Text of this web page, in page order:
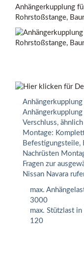
Anhängerkupplung
Rohrstoßstange,
Verschluss,
Montage:
Befestigungsteile,
Nachrüsten
Fragen zur
Nissan Navara
max.
3000
max. Stützlast in
120